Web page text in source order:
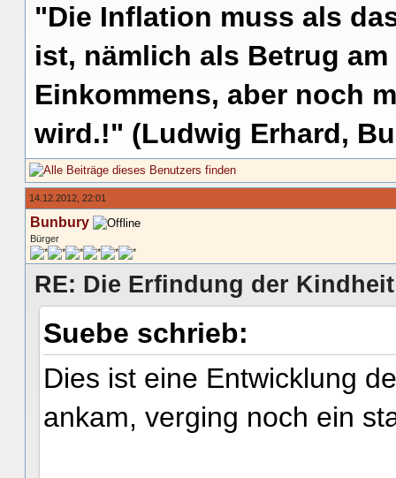
"Die Inflation muss als
ist, nämlich als Betrug
Einkommens, aber noch
wird.!" (Ludwig Erhard,
14.12.2012, 22:01
Bunbury
Bürger
RE: Die Erfindung der Kindheit
Suebe schrieb:
Dies ist eine Entwicklung
ankam, verging noch ein